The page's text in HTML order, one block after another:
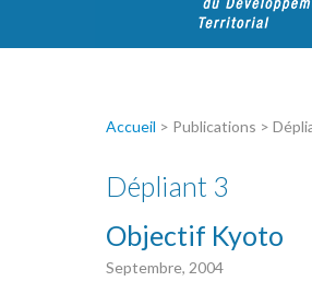
Accueil > Publications >
Dépliant 3
Objectif Kyoto
Septembre, 2004